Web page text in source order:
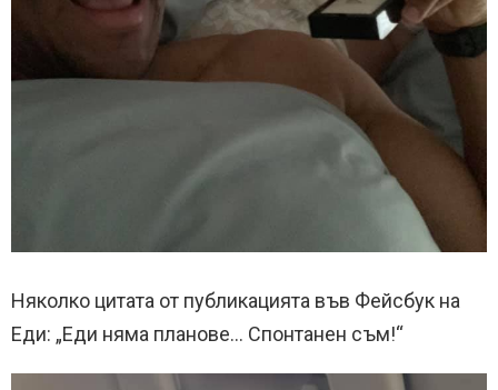
Няколко цитата от публикацията във Фейсбук на
Еди: „Еди няма планове… Спонтанен съм!“